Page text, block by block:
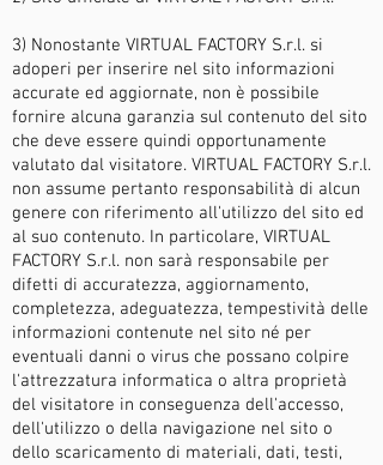
3) Nonostante VIRTUAL FACTORY S.r.l. si
adoperi per inserire nel sito informazioni
accurate ed aggiornate, non è possibile
fornire alcuna garanzia sul contenuto del sito
che deve essere quindi opportunamente
valutato dal visitatore. VIRTUAL FACTORY S.r.l.
non assume pertanto responsabilità di alcun
genere con riferimento all'utilizzo del sito ed
al suo contenuto. In particolare, VIRTUAL
FACTORY S.r.l. non sarà responsabile per
difetti di accuratezza, aggiornamento,
completezza, adeguatezza, tempestività delle
informazioni contenute nel sito né per
eventuali danni o virus che possano colpire
l'attrezzatura informatica o altra proprietà
del visitatore in conseguenza dell'accesso,
dell'utilizzo o della navigazione nel sito o
dello scaricamento di materiali, dati, testi,